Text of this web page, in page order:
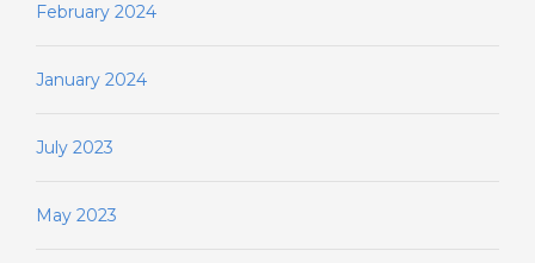
February 2024
January 2024
July 2023
May 2023